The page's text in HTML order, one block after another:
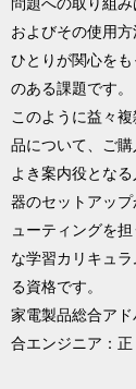
およびその使用
ひとりが関心を
のある課題です。
このように益々
品について、ご
よき案内役とな
器のセットアッ
ューティングを
な学習カリキュ
る資格です。
家電製品総合ア
合エンジニア：正